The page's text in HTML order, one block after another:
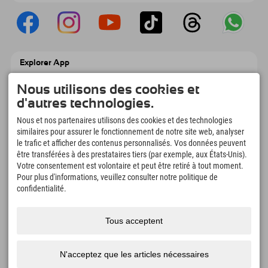
Explorer App
Explorer à emporter avec aperçu de vos
réservations, liste de choses à faire, aperçu
des restaurants et bien plus encore.
Téléchargez-le maintenant !
L'heure des moments d'exploration
166
Lacs de montagne et
piscines d'aventure
4.634 km
Pistes de ski et de
Nous utilisons des cookies et
d'autres technologies.
Nous et nos partenaires utilisons des cookies et des technologies
similaires pour assurer le fonctionnement de notre site web, analyser
le trafic et afficher des contenus personnalisés. Vos données peuvent
être transférées à des prestataires tiers (par exemple, aux États-Unis).
Votre consentement est volontaire et peut être retiré à tout moment.
Pour plus d'informations, veuillez consulter notre politique de
confidentialité.
Tous acceptent
N'acceptez que les articles nécessaires